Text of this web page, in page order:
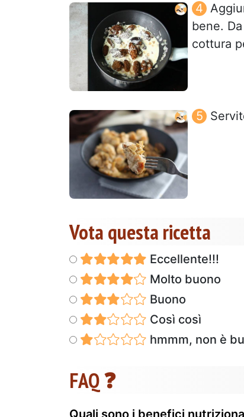
bene.
cottura
Vota questa ricetta
Eccellente!!!
Molto buono
Buono
Così così
hmmm, non è
FAQ ❓
Quali sono i benefici